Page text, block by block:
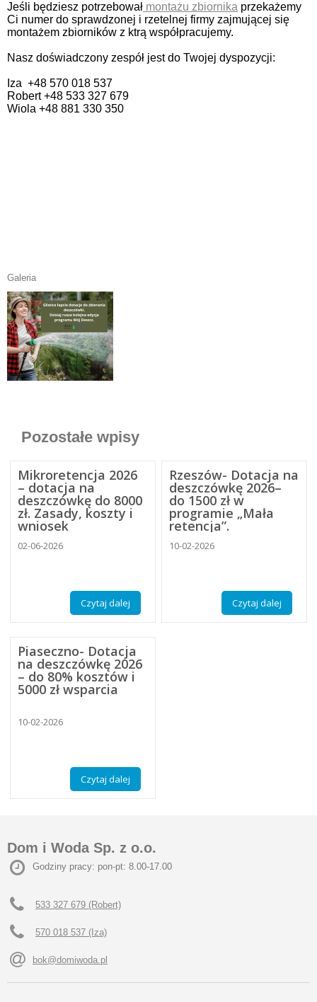
Jeśli będziesz potrzebował montażu zbiornika przekażemy
Ci numer do sprawdzonej i rzetelnej firmy zajmującej się
montażem zbiorników z ktrą współpracujemy.
Nasz doświadczony zespół jest do Twojej dyspozycji:
Iza +48 570 018 537
Robert +48 533 327 679
Wiola +48 881 330 350
Galeria
Pozostałe wpisy
Mikroretencja 2026
– dotacja na
deszczówkę do 8000
zł. Zasady, koszty i
wniosek
02-06-2026
Czytaj dalej
Rzeszów- Dotacja na
deszczówkę 2026–
do 1500 zł w
programie „Mała
retencja”.
10-02-2026
Czytaj dalej
Piaseczno- Dotacja
na deszczówkę 2026
– do 80% kosztów i
5000 zł wsparcia
10-02-2026
Czytaj dalej
Dom i Woda Sp. z o.o.
Godziny pracy: pon-pt: 8.00-17.00
533 327 679 (Robert)
570 018 537 (Iza)
bok@domiwoda.pl